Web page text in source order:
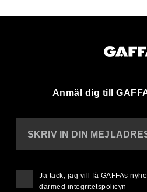
Anmäl dig till
SKRIV IN DIN
Ja tack, jag vill få GAFFAs
därmed integritetspolicyn